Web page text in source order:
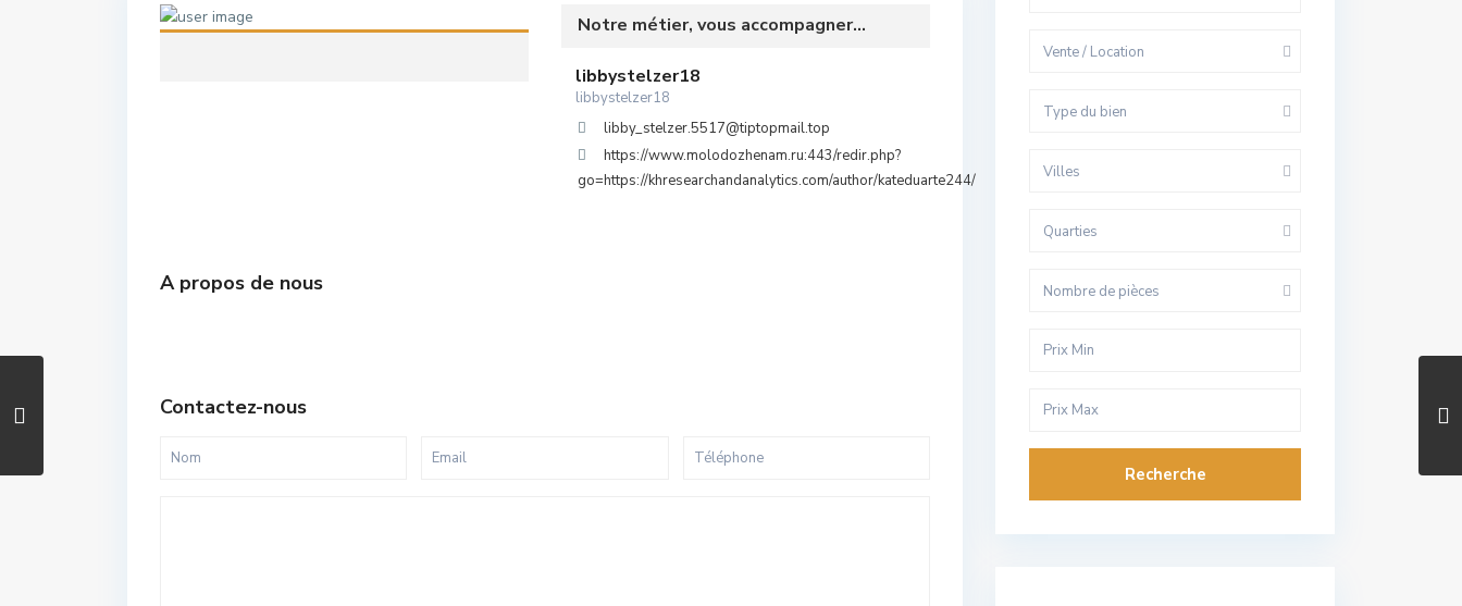
Notre métier, vous accompagner...
libbystelzer18
libbystelzer18
libby_stelzer.5517@tiptopmail.top
https://www.molodozhenam.ru:443/redir.php?
go=https://khresearchandanalytics.com/author/kateduarte244/
A propos de nous
Contactez-nous
Vente / Location
Type du bien
Villes
Quarties
Nombre de pièces
Recherche